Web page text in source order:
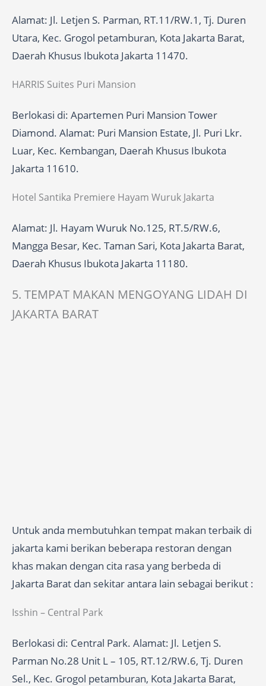
Alamat: Jl. Letjen S. Parman, RT.11/RW.1, Tj. Duren
Utara, Kec. Grogol petamburan, Kota Jakarta Barat,
Daerah Khusus Ibukota Jakarta 11470.
HARRIS Suites Puri Mansion
Berlokasi di: Apartemen Puri Mansion Tower
Diamond. Alamat: Puri Mansion Estate, Jl. Puri Lkr.
Luar, Kec. Kembangan, Daerah Khusus Ibukota
Jakarta 11610.
Hotel Santika Premiere Hayam Wuruk Jakarta
Alamat: Jl. Hayam Wuruk No.125, RT.5/RW.6,
Mangga Besar, Kec. Taman Sari, Kota Jakarta Barat,
Daerah Khusus Ibukota Jakarta 11180.
5. TEMPAT MAKAN MENGOYANG LIDAH DI
JAKARTA BARAT
Untuk anda membutuhkan tempat makan terbaik di
jakarta kami berikan beberapa restoran dengan
khas makan dengan cita rasa yang berbeda di
Jakarta Barat dan sekitar antara lain sebagai berikut :
Isshin – Central Park
Berlokasi di: Central Park. Alamat: Jl. Letjen S.
Parman No.28 Unit L – 105, RT.12/RW.6, Tj. Duren
Sel., Kec. Grogol petamburan, Kota Jakarta Barat,